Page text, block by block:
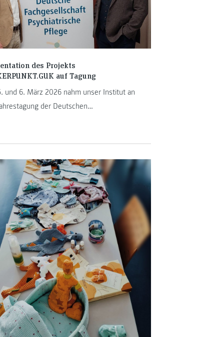
des Projekts
auf Tagung
und 6. März 2026 nahm unser Institut an
der Deutschen
in vulnerablen und
Situationen“.